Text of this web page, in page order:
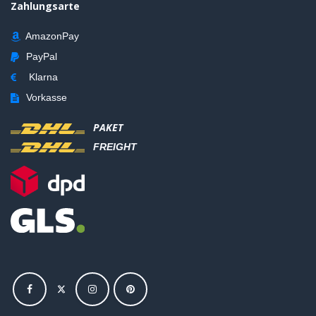
Zahlungsarte
AmazonPay
PayPal
Klarna
Vorkasse
PAKET
FREIGHT